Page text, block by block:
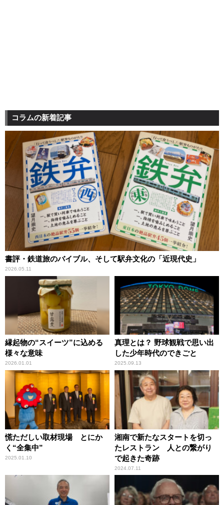
コラムの新着記事
書評・鉄道旅のバイブル、そして駅弁文化の「近現代史」
2026.05.11
縁起物の“スイーツ”に込める
様々な意味
2026.01.01
真理とは？ 野球観戦で思い出
した少年時代のできごと
2025.09.13
慌ただしい取材現場 とにか
く“全集中”
2025.01.10
湘南で新たなスタートを切っ
たレストラン 人との繋がり
で起きた奇跡
2024.07.11